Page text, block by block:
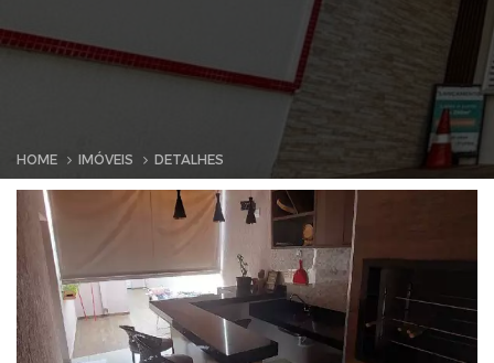
HOME IMÓVEIS DETALHES